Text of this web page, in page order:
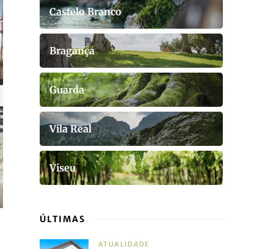
Castelo Branco
Bragança
Guarda
Vila Real
Viseu
ÚLTIMAS
ATUALIDADE